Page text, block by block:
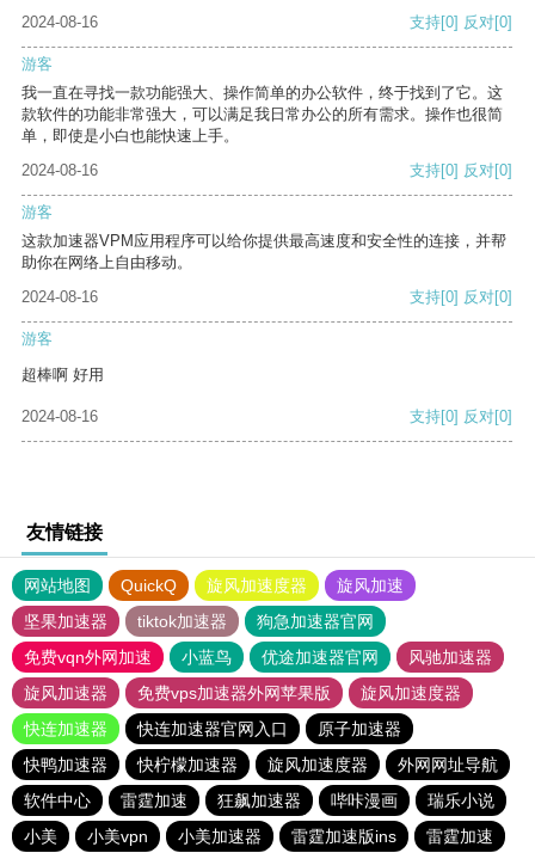
2024-08-16
支持[0] 反对[0]
游客
我一直在寻找一款功能强大、操作简单的办公软件，终于找到了它。这
款软件的功能非常强大，可以满足我日常办公的所有需求。操作也很简
单，即使是小白也能快速上手。
2024-08-16
支持[0] 反对[0]
游客
这款加速器VPM应用程序可以给你提供最高速度和安全性的连接，并帮
助你在网络上自由移动。
2024-08-16
支持[0] 反对[0]
游客
超棒啊 好用
2024-08-16 支持[0] 反对[0]
友情链接
网站地图 QuickQ 旋风加速度器
旋风加速
坚果加速器
tiktok加速器
狗急加速器官网
免费vqn外网加速
小蓝鸟 优途加速器官网
风驰加速器
旋风加速器
免费vps加速器外网苹果版
旋风加速度器
快连加速器
快连加速器官网入口
原子加速器
快鸭加速器
快柠檬加速器 旋风加速度器
外网网址导航
软件中心
雷霆加速 狂飙加速器 哔咔漫画
瑞乐小说
小美
小美vpn 小美加速器 雷霆加速版ins 雷霆加速